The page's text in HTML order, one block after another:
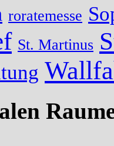
roratemesse
St. Martinus